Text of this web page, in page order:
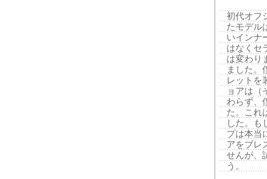
初代オフ
たモデル
いインナ
はなくセ
は変わり
ました。
レットを
ョアは（
わらず、
た。これ
した。も
プは本当
アをブレ
せんが、
う。